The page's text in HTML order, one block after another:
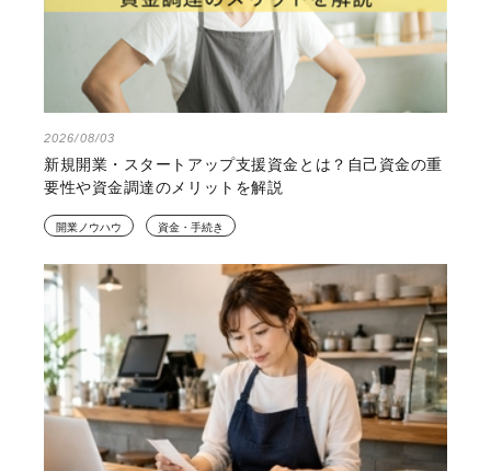
2026/08/03
新規開業・スタートアップ支援資金とは？自己資金の重
要性や資金調達のメリットを解説
開業ノウハウ 資金・手続き